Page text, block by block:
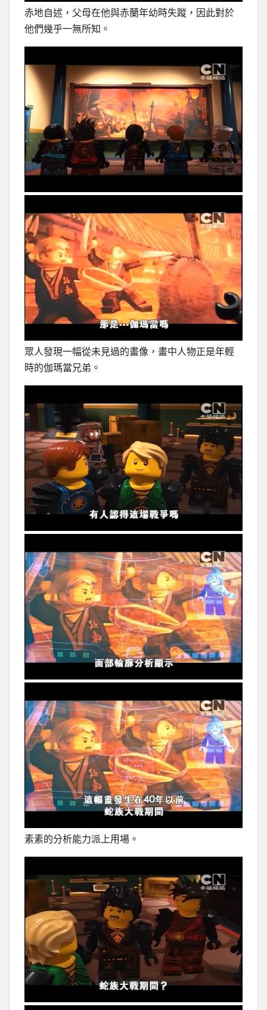
赤地自述，父母在他與赤蘭年幼時失蹤，因此對於
他們幾乎一無所知。
眾人發現一幅從未見過的畫像，畫中人物正是年輕
時的伽瑪當兄弟。
素素的分析能力派上用場。